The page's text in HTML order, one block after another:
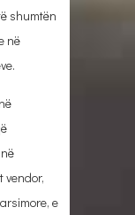
shumtën
në
vendor,
e